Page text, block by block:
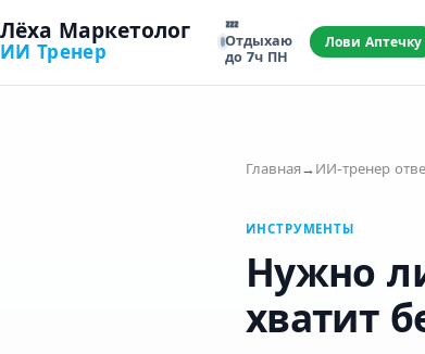
Лёха Маркетолог
ИИ Тренер
💤
Отдыхаю
до 7ч ПН
Лови Аптечку
Главная→ИИ-тренер
ИНСТРУМЕНТЫ
Нужно
хватит